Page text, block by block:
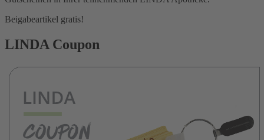
Beigabeartikel gratis!
LINDA Coupon